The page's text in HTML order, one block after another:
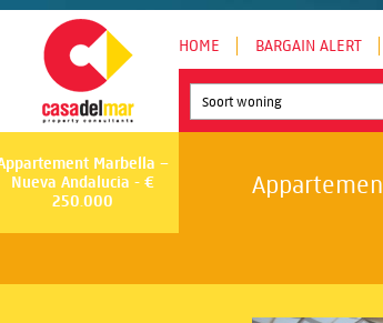
HOME BARGAIN ALERT
Soort woning
Marbella –
Nueva Andalucia - €
250.000